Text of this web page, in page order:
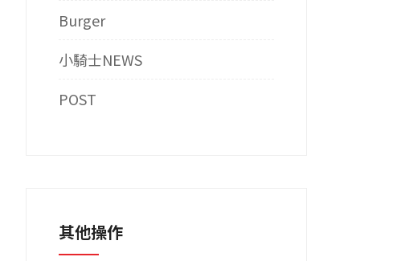
Burger
小騎士NEWS
POST
其他操作